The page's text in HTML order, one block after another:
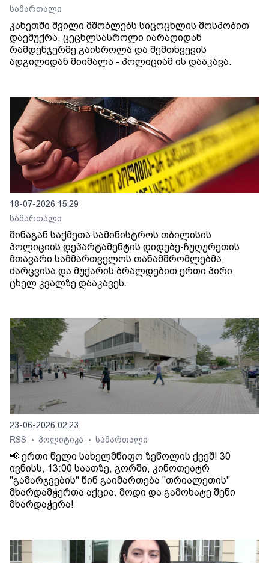
სამართალი
კახეთში შვილი მშობლებს სიცოცხლის მოსპობით
დაემუქრა, ცეცხლსასროლი იარაღიდან
რამდენჯერმე გაისროლა და შემთხვევის
ადგილიდან მიიმალა - პოლიციამ ის დააკავა.
18-07-2026 15:29
სამართალი
შინაგან საქმეთა სამინისტროს თბილისის
პოლიციის დეპარტამენტის დიდუბე-ჩუღურეთის
მთავარი სამმართველოს თანამშრომლებმა,
ძარცვისა და მუქარის ბრალდებით ერთი პირი
ცხელ კვალზე დააკავეს.
23-06-2026 02:23
RSS
• პოლიტიკა • სამართალი
📢 ერთი წელი სახელმწიფო ზეწოლის ქვეშ! 30
ივნისს, 13:00 საათზე, გორში, კინოთეატრ
"გამარჯვების" წინ გაიმართება "თრიალეთის"
მხარდამჭერთა აქცია. მოდი და გამოხატე შენი
მხარდაჭერა!